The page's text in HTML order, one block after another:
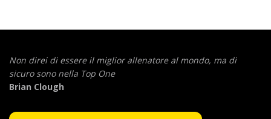
Non direi di essere il miglior allenatore al mondo, ma di
sicuro sono nella Top One
Brian Clough